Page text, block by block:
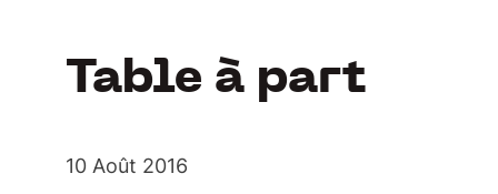
Table à part
10 Août 2016